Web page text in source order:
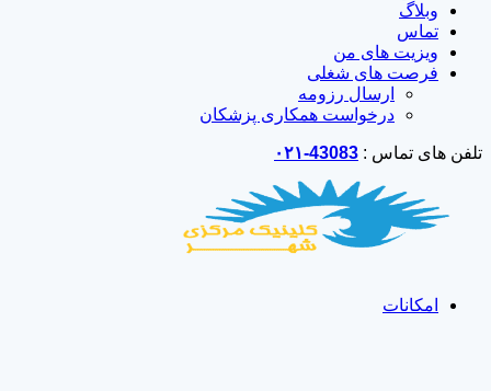
وبلاگ
تماس
ویزیت های من
فرصت های شغلی
ارسال رزومه
درخواست همکاری پزشکان
تلفن های تماس : 43083-۰۲۱
امکانات